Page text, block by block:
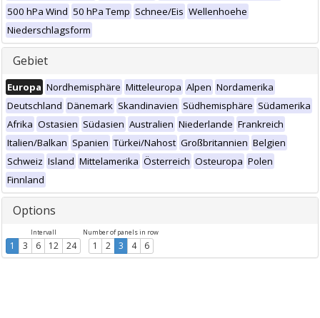
500 hPa Wind 50 hPa Temp Schnee/Eis Wellenhoehe
Niederschlagsform
Gebiet
Europa Nordhemisphäre Mitteleuropa Alpen Nordamerika
Deutschland Dänemark Skandinavien Südhemisphäre Südamerika
Afrika Ostasien Südasien Australien Niederlande Frankreich
Italien/Balkan Spanien Türkei/Nahost Großbritannien Belgien
Schweiz Island Mittelamerika Österreich Osteuropa Polen
Finnland
Options
Intervall
1 3 6 12 24
Number of panels in row
1 2 3 4 6